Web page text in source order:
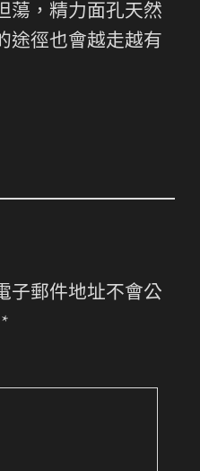
蕩，精力面孔天然
途徑也會越走越有
子郵件地址不會公
*